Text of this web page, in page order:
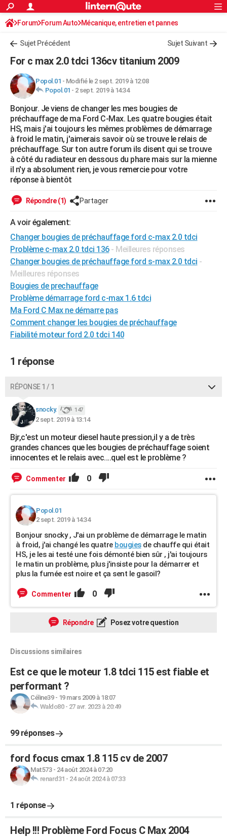
ACTUALITÉS
Politique
Société
Faits Divers
Education
Monde
Villes
+
FINANCE
Retraite
Impôts
Epargne
Immobilier
Risques naturels par ville
Banque
Assurance
Crédit
AUTO
Essais
Réserver un essai
Citadines
Berlines
SUV
Forum auto
+HIGH-TECH
Mobiles
Meilleur smartphone
Internet
Ordinateurs
Jeux vidéo
Guide high-tech
+BRICOLAGE
Forum
Aménagement intérieur
Extérieur
Cuisine
Salle de bains
Jardinage
Rangement
WEEK-END
Guides de France
Escapades
Patrimoine
Expositions
Musées
Week-end nature
LIFESTYLE
Art de vivre
Bien-être
Loisirs
Mode
Modes de vie
SANTE
VOYAGE
Destinations
City break
Voyage nature
Voyage de noces
Forum
Climat
+PHOTO
GUIDES D'ACHAT
BONS PLANS
CARTE DE VOEUX
Carte de Noël
Carte Bonne année
Carte Saint-Valentin
Carte Pâques
Carte d'anniversaire
DICTIONNAIRE
Dictionnaire
Biographies
Citations
Expressions
Proverbes
COPAINS D'AVANT
S'inscrire
Se connecter
Lycées
Collèges
Primaires
Universités
Entreprises
Service militaire
Avis de recherche
AVIS DE DÉCÈS
FORUM
Bricolage
Lifestyle
Culture
Sport
Auto
Television
Voyage
Cinema
Rechercher
S'inscrire
Connexion
Forum Forum Auto Mécanique, entretien et pannes
Sujet Précédent Sujet Suivant
For c max 2.0 tdci 136cv titanium 2009
Popol.01 - Modifié le 2 sept. 2019 à 12:08
Popol.01 - 2 sept. 2019 à 14:34
Bonjour. Je viens de changer les mes bougies de
préchauffage de ma Ford C-Max. Les quatre bougies était
HS, mais j'ai toujours les mêmes problèmes de démarrage
à froid le matin, j'aimerais savoir où se trouve le relais de
préchauffage. Sur ton autre forum ils disent qui se trouve
à côté du radiateur en dessous du phare mais sur la mienne
il n'y a absolument rien, je vous remercie pour votre
réponse à bientôt
Répondre (1) Partager
A voir également:
Changer bougies de préchauffage ford c-max 2.0 tdci
Problème c-max 2.0 tdci 136 - Meilleures réponses
Changer bougies de préchauffage ford s-max 2.0 tdci -
Meilleures réponses
Bougies de prechauffage
Problème démarrage ford c-max 1.6 tdci
Ma Ford C Max ne démarre pas
Comment changer les bougies de préchauffage
Fiabilité moteur ford 2.0 tdci 140
1 réponse
RÉPONSE 1 / 1
snocky. 147
2 sept. 2019 à 13:14
Bjr,c'est un moteur diesel haute pression,il y a de très
grandes chances que les bougies de préchauffage soient
innocentes et le relais avec....quel est le problème ?
Commenter 0
Popol.01
2 sept. 2019 à 14:34
Bonjour snocky , J'ai un problème de démarrage le matin
à froid, j'ai changé les quatre bougiesde chauffe qui était
HS, je les ai testé une fois démonté bien sûr , j'ai toujours
le matin un problème, plus j'insiste pour la démarrer et
plus la fumée est noire et ça sent le gasoil?
Commenter 0
Répondre Posez votre question
Discussions similaires
Est ce que le moteur 1.8 tdci 115 est fiable et
performant ?
Céline39- 19 mars 2009 à 18:07
Waldo80- 27 avr. 2023 à 20:49
99 réponses
ford focus cmax 1.8 115 cv de 2007
Mat573- 24 août 2024 à 07:20
renard31 - 24 août 2024 à 07:33
1 réponse
Help !!! Problème Ford Focus C Max 2004